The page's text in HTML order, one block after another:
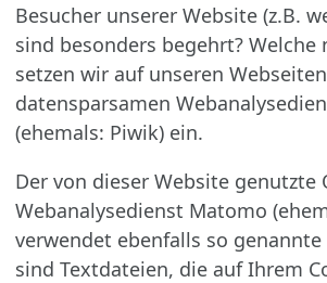
Besucher unserer Website (z.B.
sind besonders begehrt? Welche
setzen wir auf unseren
datensparsamen
(ehemals: Piwik) ein.
Der von dieser Website genutzte
Webanalysedienst Matomo
verwendet ebenfalls so genannte
sind Textdateien, die auf Ihrem